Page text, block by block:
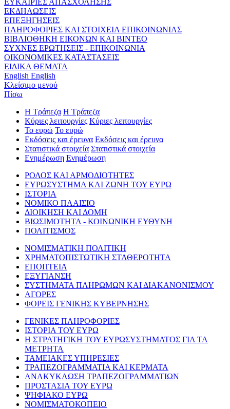
ΕΚΔΗΛΩΣΕΙΣ
ΕΠΕΞΗΓΗΣΕΙΣ
ΠΛΗΡΟΦΟΡΙΕΣ ΚΑΙ ΣΤΟΙΧΕΙΑ ΕΠΙΚΟΙΝΩΝΙΑΣ
ΒΙΒΛΙΟΘΗΚΗ ΕΙΚΟΝΩΝ ΚΑΙ ΒΙΝΤΕΟ
ΣΥΧΝΕΣ ΕΡΩΤΗΣΕΙΣ - ΕΠΙΚΟΙΝΩΝΙΑ
ΟΙΚΟΝΟΜΙΚΕΣ ΚΑΤΑΣΤΑΣΕΙΣ
ΕΙΔΙΚΑ ΘΕΜΑΤΑ
English English
Κλείσιμο μενού
Πίσω
Η Τράπεζα Η Τράπεζα
Κύριες λειτουργίες Κύριες λειτουργίες
Το ευρώ Το ευρώ
Εκδόσεις και έρευνα Εκδόσεις και έρευνα
Στατιστικά στοιχεία Στατιστικά στοιχεία
Ενημέρωση Ενημέρωση
ΡΟΛΟΣ ΚΑΙ ΑΡΜΟΔΙΟΤΗΤΕΣ
ΕΥΡΩΣΥΣΤΗΜΑ ΚΑΙ ΖΩΝΗ ΤΟΥ ΕΥΡΩ
ΙΣΤΟΡΙΑ
ΝΟΜΙΚΟ ΠΛΑΙΣΙΟ
ΔΙΟΙΚΗΣΗ ΚΑΙ ΔΟΜΗ
ΒΙΩΣΙΜΟΤΗΤΑ - ΚΟΙΝΩΝΙΚΗ ΕΥΘΥΝΗ
ΠΟΛΙΤΙΣΜΟΣ
ΝΟΜΙΣΜΑΤΙΚΗ ΠΟΛΙΤΙΚΗ
ΧΡΗΜΑΤΟΠΙΣΤΩΤΙΚΗ ΣΤΑΘΕΡΟΤΗΤΑ
ΕΠΟΠΤΕΙΑ
ΕΞΥΓΙΑΝΣΗ
ΣΥΣΤΗΜΑΤΑ ΠΛΗΡΩΜΩΝ ΚΑΙ ΔΙΑΚΑΝΟΝΙΣΜΟΥ
ΑΓΟΡΕΣ
ΦΟΡΕΙΣ ΓΕΝΙΚΗΣ ΚΥΒΕΡΝΗΣΗΣ
ΓΕΝΙΚΕΣ ΠΛΗΡΟΦΟΡΙΕΣ
ΙΣΤΟΡΙΑ ΤΟΥ ΕΥΡΩ
Η ΣΤΡΑΤΗΓΙΚΗ ΤΟΥ ΕΥΡΩΣΥΣΤΗΜΑΤΟΣ ΓΙΑ ΤΑ
ΜΕΤΡΗΤΑ
ΤΑΜΕΙΑΚΕΣ ΥΠΗΡΕΣΙΕΣ
ΤΡΑΠΕΖΟΓΡΑΜΜΑΤΙΑ ΚΑΙ ΚΕΡΜΑΤΑ
ΑΝΑΚΥΚΛΩΣΗ ΤΡΑΠΕΖΟΓΡΑΜΜΑΤΙΩΝ
ΠΡΟΣΤΑΣΙΑ ΤΟΥ ΕΥΡΩ
ΨΗΦΙΑΚΟ ΕΥΡΩ
ΝΟΜΙΣΜΑΤΟΚΟΠΕΙΟ